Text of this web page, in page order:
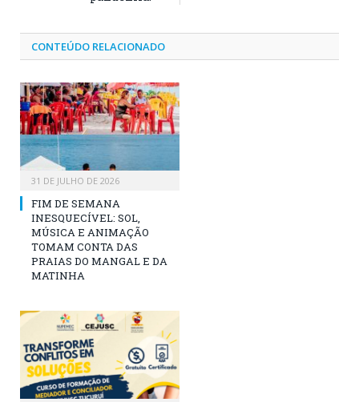
CONTEÚDO RELACIONADO
31 DE JULHO DE 2026
FIM DE SEMANA
INESQUECÍVEL: SOL,
MÚSICA E ANIMAÇÃO
TOMAM CONTA DAS
PRAIAS DO MANGAL E DA
MATINHA